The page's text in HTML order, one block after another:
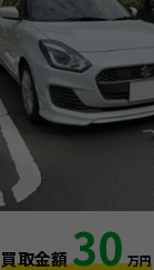
買取金額30 万円